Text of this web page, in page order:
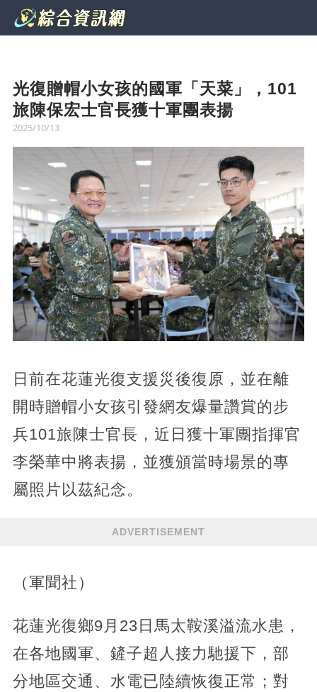
光復贈帽小女孩的國軍「天菜」，101
旅陳保宏士官長獲十軍團表揚
2025/10/13
日前在花蓮光復支援災後復原，並在離
開時贈帽小女孩引發網友爆量讚賞的步
兵101旅陳士官長，近日獲十軍團指揮官
李榮華中將表揚，並獲頒當時場景的專
屬照片以茲紀念。
ADVERTISEMENT
（軍聞社）
花蓮光復鄉9月23日馬太鞍溪溢流水患，
在各地國軍、鏟子超人接力馳援下，部
分地區交通、水電已陸續恢復正常；對